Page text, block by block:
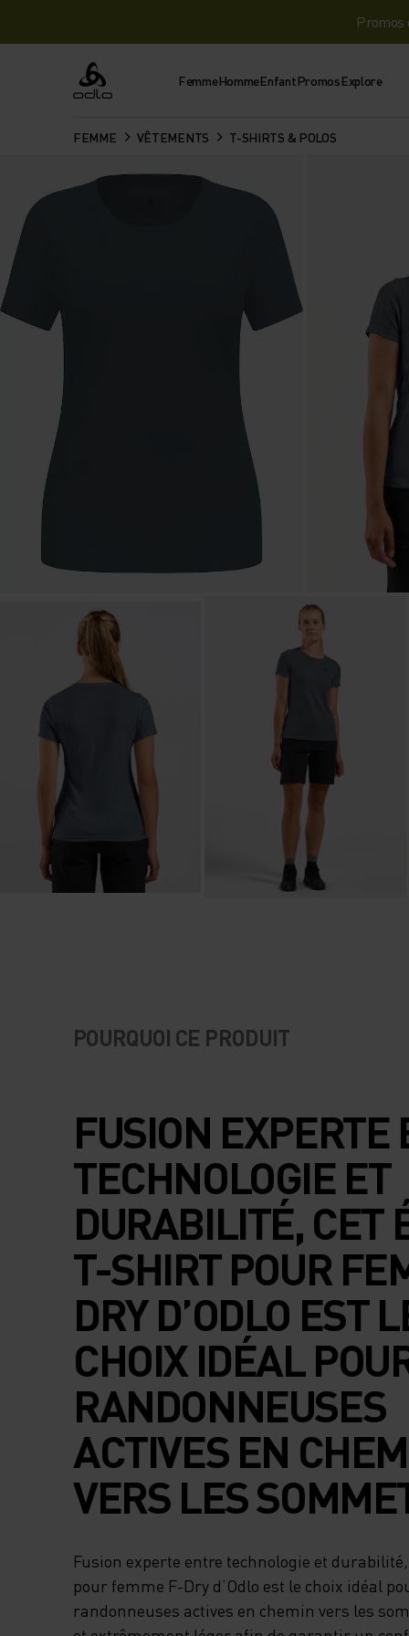
Promos
Odlo FemmeHommeEnfantPromosExplore
FEMME VÊTEMENTS T-SHIRTS & POLOS
POURQUOI CE PRODUIT
FUSION EXPERTE
TECHNOLOGIE ET
DURABILITÉ, CET
T-SHIRT POUR
DRY D’ODLO EST
CHOIX IDÉAL
RANDONNEUSES
ACTIVES EN
VERS LES
Fusion experte entre technologie et
pour femme F-Dry d’Odlo est le choix idéal
randonneuses actives en chemin vers les